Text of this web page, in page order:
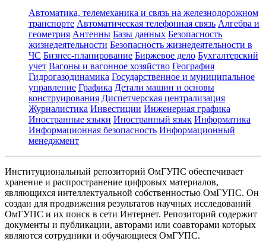
Автоматика, телемеханика и связь на железнодорожном
транспорте Автоматическая телефонная связь Алгебра и
геометрия Антенны Базы данных Безопасность
жизнедеятельности Безопасность жизнедеятельности в
ЧС Бизнес-планирование Биржевое дело Бухгалтерский
учет Вагоны и вагонное хозяйство География
Гидрогазодинамика Государственное и муниципальное
управление Графика Детали машин и основы
конструирования Диспетчерская централизация
Журналистика Инвестиции Инженерная графика
Иностранные языки Иностранный язык Информатика
Информационная безопасность Информационный
менеджмент
Институциональный репозиторий ОмГУПС обеспечивает
хранение и распространение цифровых материалов,
являющихся интеллектуальной собственностью ОмГУПС. Он
создан для продвижения результатов научных исследований
ОмГУПС и их поиск в сети Интернет. Репозиторий содержит
документы и публикации, авторами или соавторами которых
являются сотрудники и обучающиеся ОмГУПС.